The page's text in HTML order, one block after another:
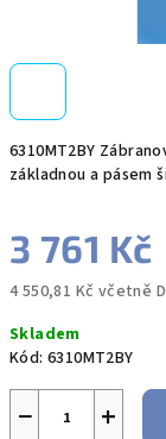
6310MT2BY
základnou a pásem
3 761 Kč
4 550,81 Kč včetně
cena:
Skladem
Kód: 6310MT2BY
+
−